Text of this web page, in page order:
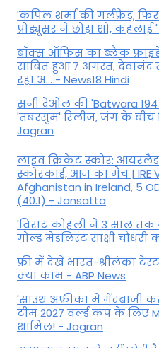
'कपिल शर्मा की गर्लफ्रेंड,
प्रोड्यूसर ने छोड़ा शो,
बॉक्स ऑफिस का ब्लैक
साबित हुआ 7 अगस्त,
रहा अ... - News18 Hindi
सनी देओल की 'Batwara
'तबस्सुम' रिलीज, जंग के बीच
Jagran
लाइव क्रिकेट स्कोर:
स्कोरकार्ड, आज का मैच | IRE
Afghanistan in Ireland, 5
(40.1) - Jansatta
'विराट कोहली ने 3 साल
गोल्ड मेडलिस्ट साक्षी
फ्री में देखें भारत-श्रीलंका
क्या काम - ABP News
'साउथ अफ्रीका में गेंदबाजी
टीम 2027 वर्ल्‍ड कप के लिए
शामिल! - Jagran